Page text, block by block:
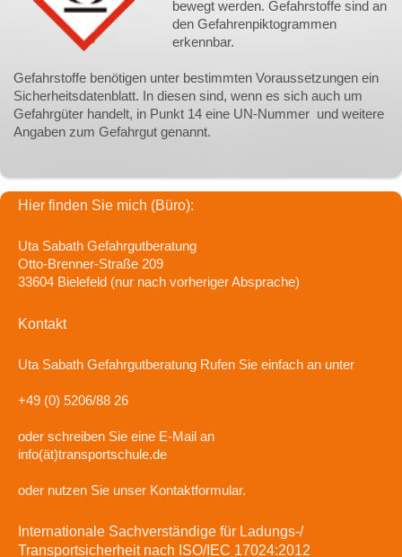
bewegt werden. Gefahrstoffe sind an
den Gefahrenpiktogrammen
erkennbar.
Gefahrstoffe benötigen unter bestimmten Voraussetzungen ein
Sicherheitsdatenblatt. In diesen sind, wenn es sich auch um
Gefahrgüter handelt, in Punkt 14 eine UN-Nummer und weitere
Angaben zum Gefahrgut genannt.
Hier finden Sie mich (Büro):
Uta Sabath Gefahrgutberatung
Otto-Brenner-Straße 209
33604 Bielefeld (nur nach vorheriger Absprache)
Kontakt
Uta Sabath Gefahrgutberatung Rufen Sie einfach an unter
+49 (0) 5206/88 26
oder schreiben Sie eine E-Mail an
info(ät)transportschule.de
oder nutzen Sie unser Kontaktformular.
Internationale Sachverständige für Ladungs-/
Transportsicherheit nach ISO/IEC 17024:2012